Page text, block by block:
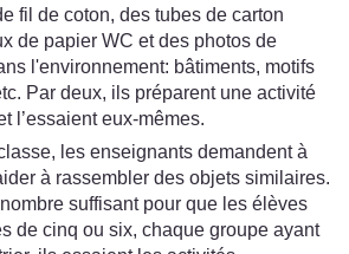
fil de coton, des tubes de carton
de papier WC et des photos de
l'environnement: bâtiments, motifs
Par deux, ils préparent une activité
l’essaient eux-mêmes.
les enseignants demandent à
à rassembler des objets similaires.
suffisant pour que les élèves
de cinq ou six, chaque groupe ayant